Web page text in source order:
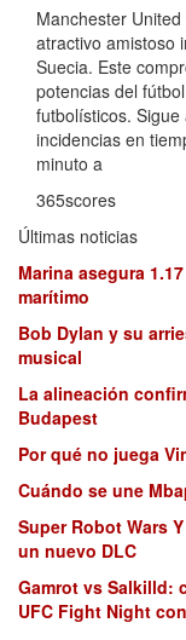
Manchester
atractivo amistoso
Suecia. Este
potencias del
futbolísticos.
incidencias en
minuto a
365scores
Últimas noticias
Marina asegura
marítimo
Bob Dylan y su
musical
La alineación
Budapest
Por qué no juega
Cuándo se une
Super Robot Wars
un nuevo DLC
Gamrot vs Salkilld:
UFC Fight Night